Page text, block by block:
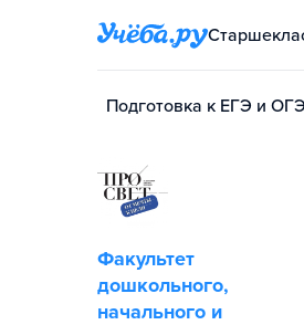
Подготовка к ЕГЭ и ОГЭ
Факультет
дошкольного,
начального и